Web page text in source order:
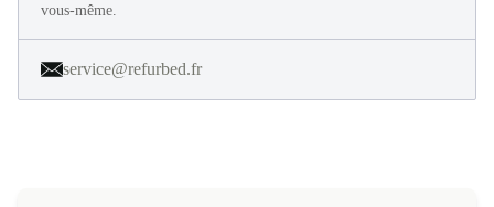
vous-même.
service@refurbed.fr